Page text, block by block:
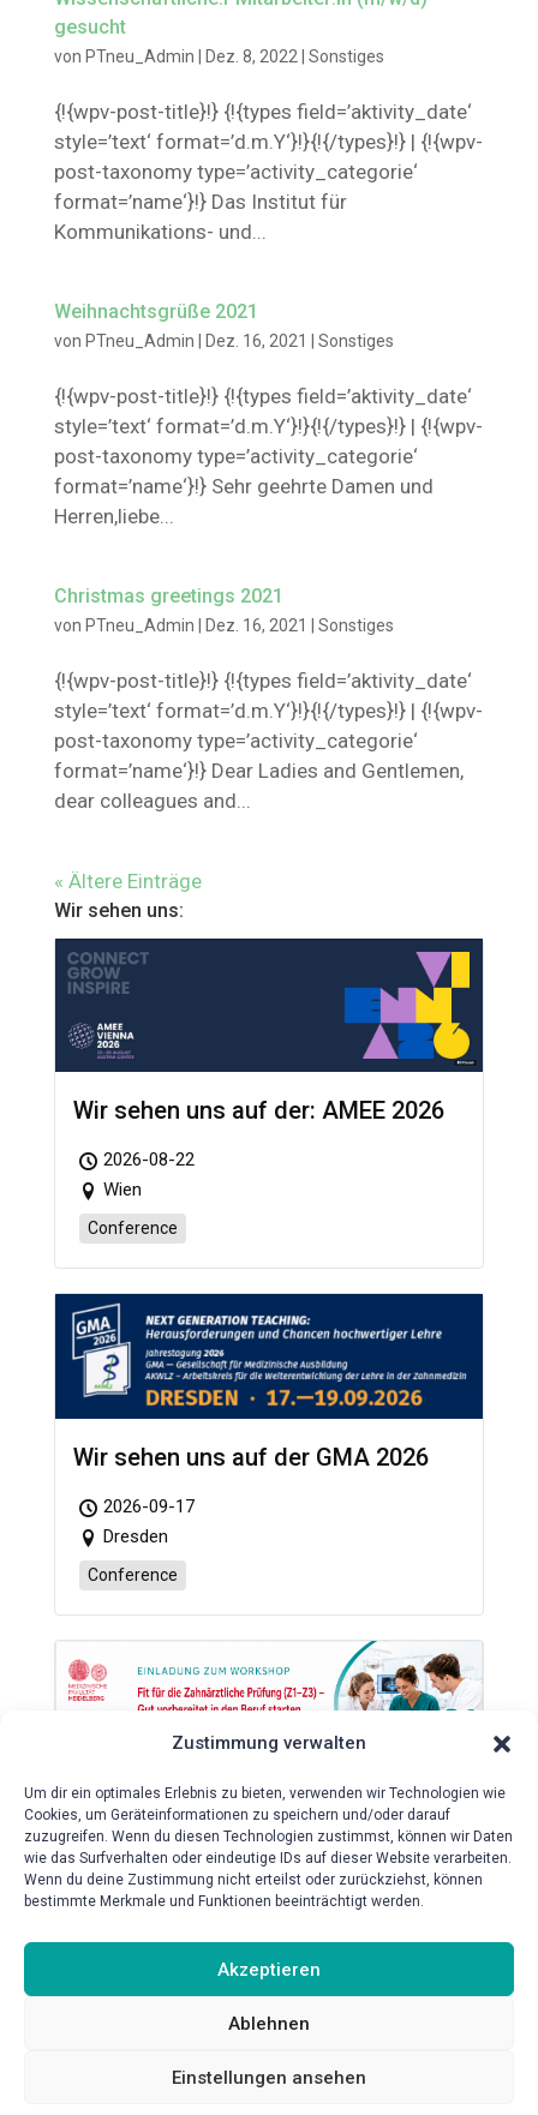
Zustimmung verwalten
Um dir ein optimales Erlebnis zu bieten, verwenden wir Technologien wie
Cookies, um Geräteinformationen zu speichern und/oder darauf
zuzugreifen. Wenn du diesen Technologien zustimmst, können wir Daten
wie das Surfverhalten oder eindeutige IDs auf dieser Website verarbeiten.
Wenn du deine Zustimmung nicht erteilst oder zurückziehst, können
bestimmte Merkmale und Funktionen beeinträchtigt werden.
Akzeptieren
Ablehnen
Einstellungen ansehen
gesucht
von PTneu_Admin Dez. 8, 2022 Sonstiges
{!{wpv-post-title}!} {!{types field=’aktivity_date‘
style=’text‘ format=’d.m.Y‘}!}{!{/types}!} | {!{wpv-
post-taxonomy type=’activity_categorie‘
format=’name‘}!} Das Institut für
Kommunikations- und...
Weihnachtsgrüße 2021
von PTneu_Admin Dez. 16, 2021 Sonstiges
{!{wpv-post-title}!} {!{types field=’aktivity_date‘
style=’text‘ format=’d.m.Y‘}!}{!{/types}!} | {!{wpv-
post-taxonomy type=’activity_categorie‘
format=’name‘}!} Sehr geehrte Damen und
Herren,liebe...
Christmas greetings 2021
von PTneu_Admin Dez. 16, 2021 Sonstiges
{!{wpv-post-title}!} {!{types field=’aktivity_date‘
style=’text‘ format=’d.m.Y‘}!}{!{/types}!} | {!{wpv-
post-taxonomy type=’activity_categorie‘
format=’name‘}!} Dear Ladies and Gentlemen,
dear colleagues and...
« Ältere Einträge
Wir sehen uns:
Wir sehen uns auf der: AMEE 2026
2026-08-22
Wien
Conference
Wir sehen uns auf der GMA 2026
2026-09-17
Dresden
Conference
Workshop „Fit für die Zahnärztliche
Prüfung (Z1-Z3) – Gut vorbereitet
in den Beruf starten“
2026-10-08
Mund-, Zahn- und Kieferklinik HeiCuDent
Lehrräumlichkeiten